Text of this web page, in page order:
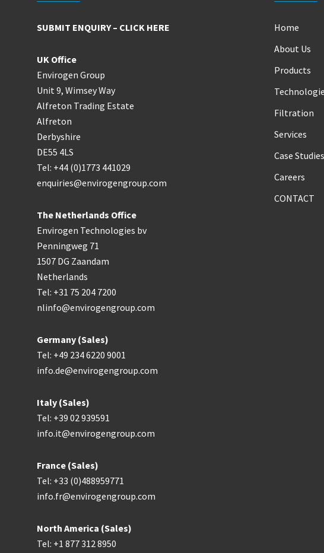
SUBMIT ENQUIRY – CLICK HERE
UK Office
Envirogen Group
Unit 9, Wimsey Way
Alfreton Trading Estate
Alfreton
Derbyshire
DE55 4LS
Tel: +44 (0)1773 441029
enquiries@envirogengroup.com
The Netherlands Office
Envirogen Technologies bv
Penningweg 71
1507 DG Zaandam
Netherlands
Tel: +31 75 204 7200
nlinfo@envirogengroup.com
Germany (Sales)
Tel: +49 234 6220 9001
info.de@envirogengroup.com
Italy (Sales)
Tel: +39 02 939591
info.it@envirogengroup.com
France (Sales)
Tel: +33 (0)488959771
info.fr@envirogengroup.com
North America (Sales)
Tel: +1 877 312 8950
Home
About Us
Products
Filtration
Services
Case Studies
Careers
CONTACT